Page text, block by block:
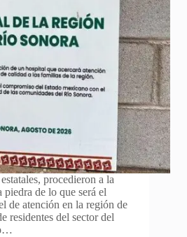
procedieron a la
de lo que será el
de atención en la región de
residentes del sector del